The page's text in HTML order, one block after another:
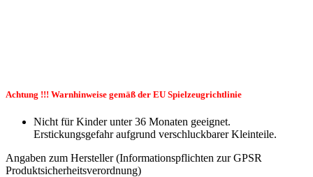
Achtung !!! Warnhinweise gemäß der EU Spielzeugrichtlinie
Nicht für Kinder unter 36 Monaten geeignet.
Erstickungsgefahr aufgrund verschluckbarer Kleinteile.
Angaben zum Hersteller (Informationspflichten zur GPSR
Produktsicherheitsverordnung)